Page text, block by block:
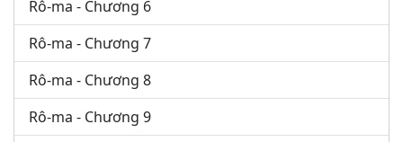
Rô-ma - Chương 6
Rô-ma - Chương 7
Rô-ma - Chương 8
Rô-ma - Chương 9